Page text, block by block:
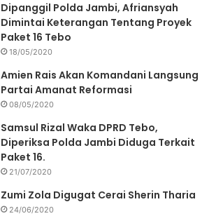
Dipanggil Polda Jambi, Afriansyah
Dimintai Keterangan Tentang Proyek
Paket 16 Tebo
18/05/2020
Amien Rais Akan Komandani Langsung
Partai Amanat Reformasi
08/05/2020
Samsul Rizal Waka DPRD Tebo,
Diperiksa Polda Jambi Diduga Terkait
Paket 16.
21/07/2020
Zumi Zola Digugat Cerai Sherin Tharia
24/06/2020